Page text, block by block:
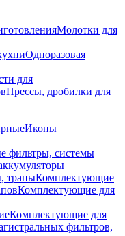
Молотки для
Одноразовая
для
Прессы, дробилки для
Иконы
фильтры, системы
трапыКомплектующие
Комплектующие для
Комплектующие для
фильтров,